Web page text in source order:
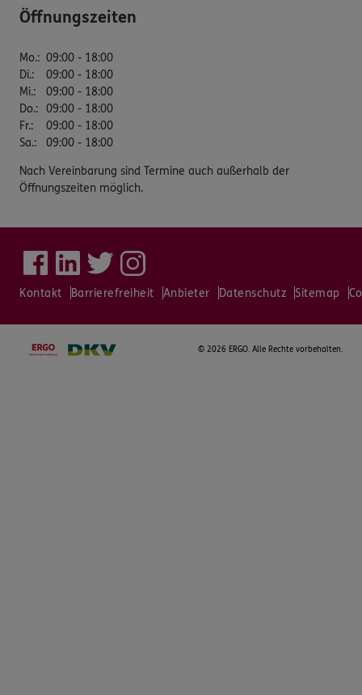
Öffnungszeiten
Mo.: 09:00 - 18:00
Di.:
09:00 - 18:00
Mi.:
09:00 - 18:00
Do.: 09:00 - 18:00
Fr.:
09:00 - 18:00
Sa.: 09:00 - 18:00
Nach Vereinbarung sind Termine auch außerhalb der
Öffnungszeiten möglich.
Kontakt Barrierefreiheit Anbieter Datenschutz Sitemap
© 2026 ERGO. Alle Rechte vorbehalten.